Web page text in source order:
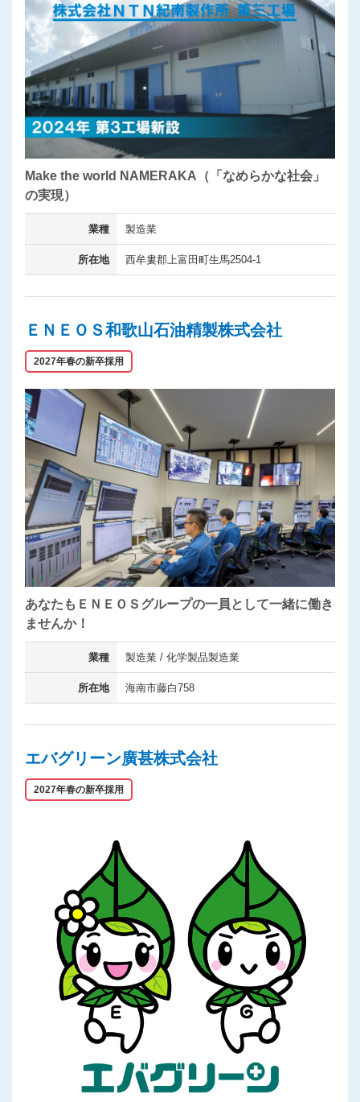
Make the world NAMERAKA（「なめらかな社会」
の実現）
業種 製造業
所在地 西牟婁郡上富田町生馬2504-1
ＥＮＥＯＳ和歌山石油精製株式会社
2027年春の新卒採用
あなたもＥＮＥＯＳグループの一員として一緒に働き
ませんか！
業種 製造業 / 化学製品製造業
所在地 海南市藤白758
エバグリーン廣甚株式会社
2027年春の新卒採用